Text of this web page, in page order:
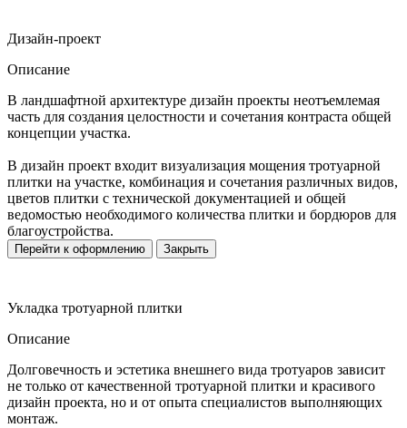
Дизайн-проект
Описание
В ландшафтной архитектуре дизайн проекты неотъемлемая
часть для создания целостности и сочетания контраста общей
концепции участка.
В дизайн проект входит визуализация мощения тротуарной
плитки на участке, комбинация и сочетания различных видов,
цветов плитки с технической документацией и общей
ведомостью необходимого количества плитки и бордюров для
благоустройства.
Перейти к оформлению Закрыть
Укладка тротуарной плитки
Описание
Долговечность и эстетика внешнего вида тротуаров зависит
не только от качественной тротуарной плитки и красивого
дизайн проекта, но и от опыта специалистов выполняющих
монтаж.